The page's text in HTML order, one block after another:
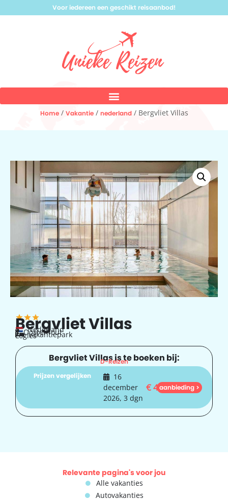
Voor iedereen een geschikt reisaanbod!
Home/ Vakantie/ nederland/ Bergvliet Villas
Bergvliet Villas
Nederland
Oosterhout
vakantiepark
Logies
Bergvliet Villas is te boeken bij:
D-Reizen
Prijzen vergelijken
16
december
2026, 3 dgn
€440
aanbieding >
Relevante pagina's voor jou
Alle vakanties
Autovakanties